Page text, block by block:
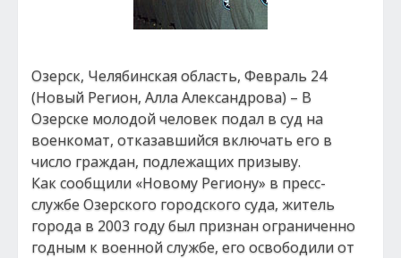
Озерск, Челябинская область, Февраль 24
(Новый Регион, Алла Александрова) – В
Озерске молодой человек подал в суд на
военкомат, отказавшийся включать его в
число граждан, подлежащих призыву.
Как сообщили «Новому Региону» в пресс-
службе Озерского городского суда, житель
города в 2003 году был признан ограниченно
годным к военной службе, его освободили от